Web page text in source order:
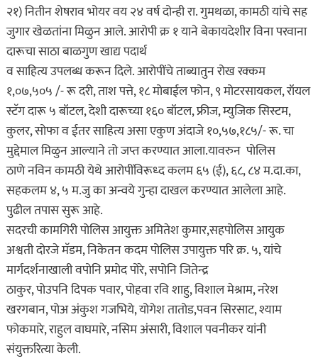
२१) नितीन शेषराव भोयर वय २४ वर्ष दोन्ही रा. गुमथळा, कामठी यांचे सह
जुगार खेळतांना मिळुन आले. आरोपी क्र १ याने बेकायदेशीर विना परवाना
दारूचा साठा बाळगुण खाद्य पदार्थ
व साहित्य उपलब्ध करून दिले. आरोपींचे ताब्यातुन रोख रक्कम
१,०७,५०५ /- रू दरी, ताश पत्ते, १८ मोबाईल फोन, ९ मोटरसायकल, रॉयल
स्टॅग दारू ५ बॉटल, देशी दारूच्या १६० बॉटल, फ्रीज, म्युजिक सिस्टम,
कुलर, सोफा व ईतर साहित्य असा एकुण अंदाजे १०,५७,१८५/- रू. चा
मुद्देमाल मिळुन आल्याने तो जप्त करण्यात आला.यावरुन पोलिस
ठाणे नविन कामठी येथे आरोपींविरूध्द कलम ६५ (ई), ६८, ८४ म.दा.का,
सहकलम ४, ५ म.जु का अन्वये गुन्हा दाखल करण्यात आलेला आहे.
पुढील तपास सुरू आहे.
सदरची कामगिरी पोलिस आयुक्त अमितेश कुमार,सहपोलिस आयुक
अश्वती दोरजे मॅडम, निकेतन कदम पोलिस उपायुक्त परि क्र. ५, यांचे
मार्गदर्शनाखाली वपोनि प्रमोद पोरे, सपोनि जितेन्द्र
ठाकुर, पोउपनि दिपक पवार, पोहवा रवि शाहु, विशाल मेश्राम, नरेश
खरगबान, पोअ अंकुश गजभिये, योगेश तातोड,पवन सिरसाट, श्याम
फोकमारे, राहुल वाघमारे, नसिम अंसारी, विशाल पवनीकर यांनी
संयुक्तरित्या केली.